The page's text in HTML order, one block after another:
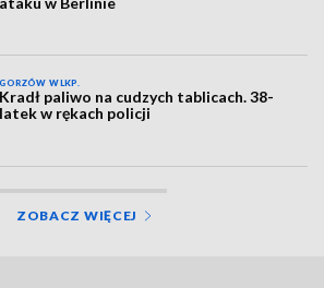
GORZÓW WLKP.
Kradł paliwo na cudzych tablicach. 38-
latek w rękach policji
ZOBACZ WIĘCEJ